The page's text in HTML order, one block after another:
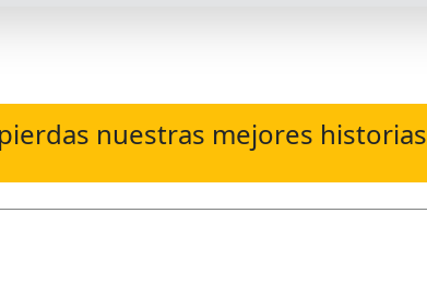
nuestras mejores historias